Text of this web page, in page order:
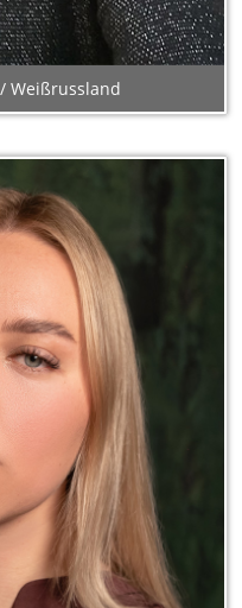
/ Weißrussland